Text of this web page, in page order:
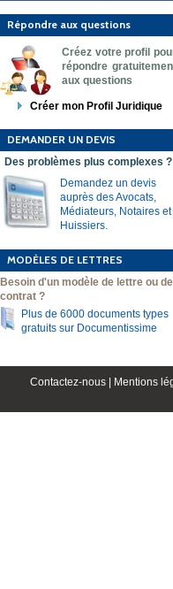
Répondre aux questions
Créez votre profil
répondre
aux questions
Créer mon Profil Juridique
DEMANDER UN DEVIS
Des problèmes plus complexes ?
Demandez un devis
auprès des Avocats,
Médiateurs, Notaires et
Huissiers.
MODÈLES DE LETTRES
Besoin d'un modèle de lettre ou de
contrat ?
Plus de 6000 documents types
gratuits sur Documentissime
Contactez-nous | Mentions